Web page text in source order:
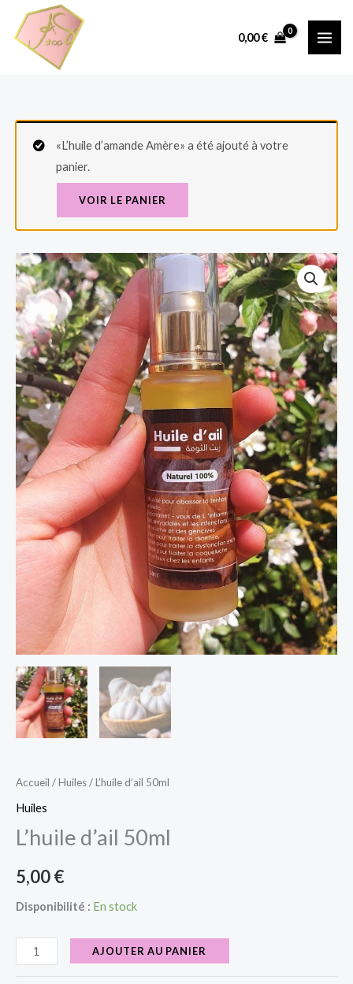
contenu
0,00€
«L’huile d’amande Amère» a été ajouté à votre
panier.
VOIR LE PANIER
Accueil /Huiles/ L’huile d’ail 50ml
Huiles
L’huile d’ail 50ml
5,00€
Disponibilité : En stock
quantité
de
L'huile
d'ail
50ml
AJOUTER AU PANIER